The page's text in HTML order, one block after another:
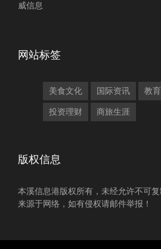
威信息
网站标签
美食文化 国际资讯 教
投资理财 商旅生涯
版权信息
本溪信息港版权所有，未经允许不可
来源于网络，如有侵权请邮件举报！